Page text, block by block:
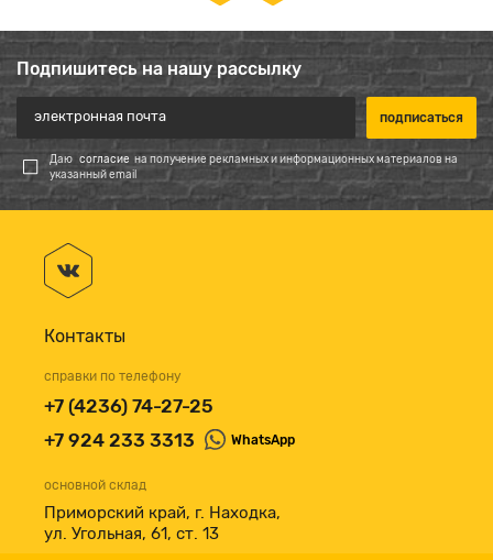
Подпишитесь на нашу рассылку
Даю согласие на получение рекламных и информационных материалов на
указанный email
Контакты
справки по телефону
+7 (4236) 74-27-25
+7 924 233 3313
WhatsApp
основной склад
Приморский край, г. Находка,
ул. Угольная, 61, ст. 13